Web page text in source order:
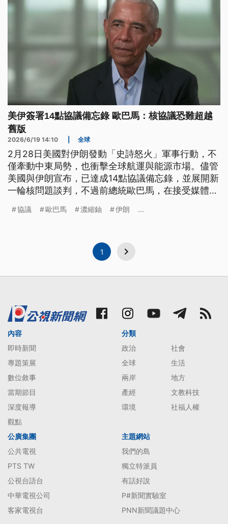
美伊簽署14點協議備忘錄 歐巴馬：核協議恐難超越
舊版
2026/6/19 14:10 全球
2月28日美國對伊朗發動「史詩怒火」軍事行動，不
僅牽動中東局勢，也衝擊全球航運與能源市場。儘管
美國與伊朗宣布，已達成14點協議備忘錄，並展開新
一輪核問題談判，不過前總統歐巴馬，在接受媒體專
核協議更好。歐巴馬強調，歷史已證明美國無法單靠
60天的談判結果，也將成為外界關注焦點。
協議 歐巴馬 濃縮鈾 伊朗 ...
1
內容
即時新聞
專題策展
數位敘事
當期節目
深度報導
觀點
分類
政治
社會
全球
生活
兩岸
地方
產經
文教科技
環境
社福人權
公廣集團
公共電視
PTS TW
公視台語台
中華電視公司
客家電視台
主題網站
我們的島
獨立特派員
有話好說
P#新聞實驗室
PNN新聞議題中心